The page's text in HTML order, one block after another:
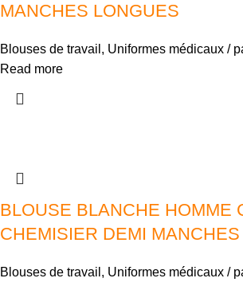
MANCHES LONGUES
Blouses de travail , Uniformes médicaux /
Read more
BLOUSE BLANCHE HOMME
CHEMISIER DEMI MANCHES
Blouses de travail , Uniformes médicaux /